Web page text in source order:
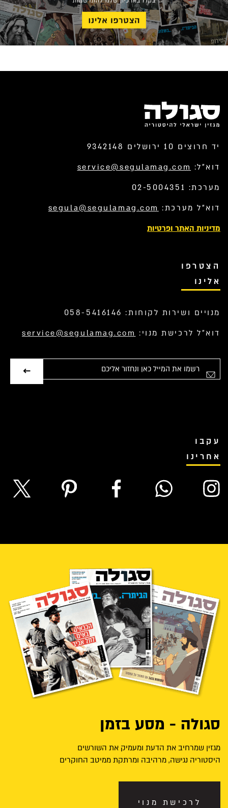
יד חרוצים 10 ירושלים 9342148
דוא”ל: service@segulamag.com
מערכת: 02-5004351
דוא”ל מערכת: segula@segulamag.com
מדיניות האתר ופרטיות
הצטרפו
אלינו
מנויים ושירות לקוחות: 058-5416146
דוא”ל לרכישת מנוי: service@segulamag.com
עקבו
אחרינו
סגולה - מסע בזמן
מגזין שמרחיב את הדעת ומעמיק את השורשים
היסטוריה נגישה, מרהיבה ומרתקת ממיטב החוקרים
לרכישת מנוי